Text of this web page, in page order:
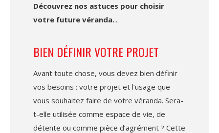
Découvrez nos astuces pour choisir
votre future véranda.
BIEN DÉFINIR VOTRE PROJET
Avant toute chose, vous devez bien définir
vos besoins : votre projet et l’usage que
vous souhaitez faire de votre véranda. Sera-
t-elle utilisée comme espace de vie, de
détente ou comme pièce d’agrément ? Cette